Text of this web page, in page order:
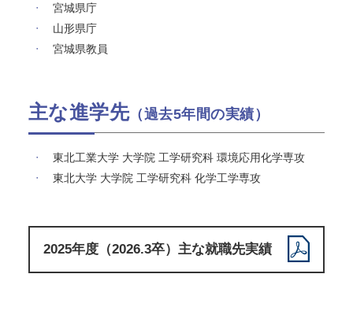
宮城県庁
山形県庁
宮城県教員
主な進学先（過去5年間の実績）
東北工業大学 大学院 工学研究科 環境応用化学専攻
東北大学 大学院 工学研究科 化学工学専攻
2025年度（2026.3卒）主な就職先実績